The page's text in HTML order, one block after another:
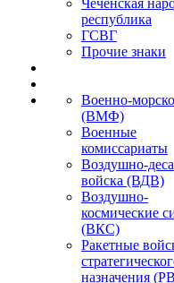
Чеченская
республика
ГСВГ
Прочие знаки
Военно-
(ВМФ)
Военные
комиссариаты
Воздушно-
войска (ВДВ)
Воздушно-
космические
(ВКС)
Ракетные
назначения